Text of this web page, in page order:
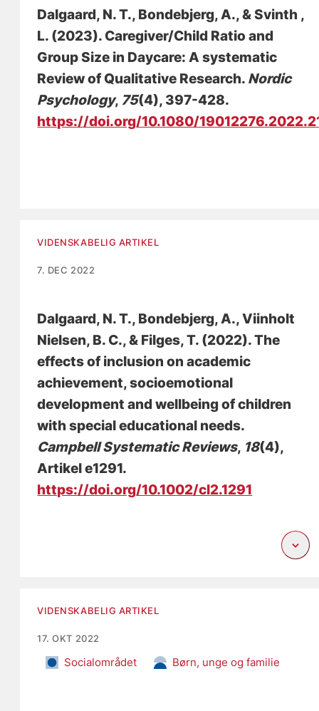
Dalgaard, N. T., Bondebjerg, A., & Svinth ,
L. (2023). Caregiver/Child Ratio and
Group Size in Daycare: A systematic
Review of Qualitative Research. Nordic
Psychology, 75(4), 397-428.
https://doi.org/10.1080/
VIDENSKABELIG ARTIKEL
7. DEC 2022
Dalgaard, N. T., Bondebjerg, A., Viinholt
Nielsen, B. C., & Filges, T. (2022).The
effects of inclusion on academic
achievement, socioemotional
development and wellbeing of children
with special educational needs.
Campbell Systematic Reviews, 18(4),
Artikel e1291.
https://doi.org/10.1002/cl2.1291
VIDENSKABELIG ARTIKEL
17. OKT 2022
Socialområdet Børn, unge og familie